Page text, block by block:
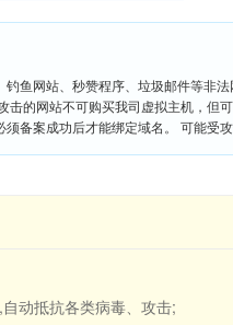
鱼网站、秒赞程序、垃圾邮件等非
的网站不可购买我司虚拟主机，但
须备案成功后才能绑定域名。 可能受
动抵抗各类病毒、攻击;